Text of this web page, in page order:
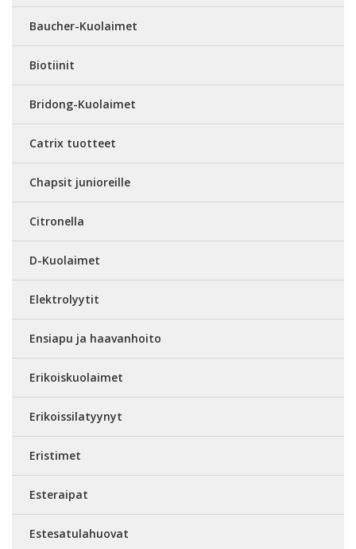
Baucher-Kuolaimet
Biotiinit
Bridong-Kuolaimet
Catrix tuotteet
Chapsit junioreille
Citronella
D-Kuolaimet
Elektrolyytit
Ensiapu ja haavanhoito
Erikoiskuolaimet
Erikoissilatyynyt
Eristimet
Esteraipat
Estesatulahuovat